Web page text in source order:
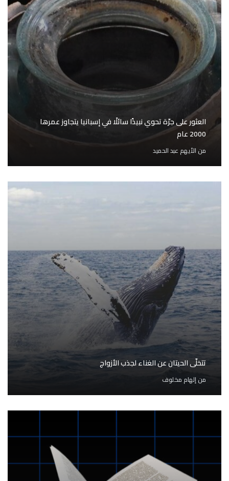
العثور على جرّة تحوي نبيذًا سائلًا في إسبانيا يتجاوز عمرها
2000 عام
من الأيهم عبد الحميد
تتخلّى الحيتان عن الغناء لجذب الأزواج
منإلهام مخلوف